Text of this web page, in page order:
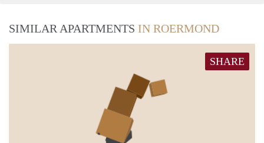
SIMILAR APARTMENTS IN ROERMOND
SHARE